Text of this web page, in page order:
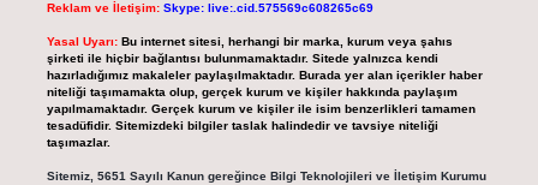
Reklam ve İletişim: Skype: live:.cid.575569c608265c69
Yasal Uyarı: Bu internet sitesi, herhangi bir marka, kurum veya şahıs
şirketi ile hiçbir bağlantısı bulunmamaktadır. Sitede yalnızca kendi
hazırladığımız makaleler paylaşılmaktadır. Burada yer alan içerikler haber
niteliği taşımamakta olup, gerçek kurum ve kişiler hakkında paylaşım
yapılmamaktadır. Gerçek kurum ve kişiler ile isim benzerlikleri tamamen
tesadüfidir. Sitemizdeki bilgiler taslak halindedir ve tavsiye niteliği
taşımazlar.
Sitemiz, 5651 Sayılı Kanun gereğince Bilgi Teknolojileri ve İletişim Kurumu